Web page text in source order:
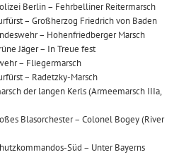
Berlin – Fehrbelliner Reitermarsch
– Großherzog Friedrich von Baden
– Hohenfriedberger Marsch
Jäger – In Treue fest
– Fliegermarsch
– Radetzky-Marsch
der langen Kerls (Armeemarsch IIIa,
Blasorchester – Colonel Bogey (River
Süd – Unter Bayerns